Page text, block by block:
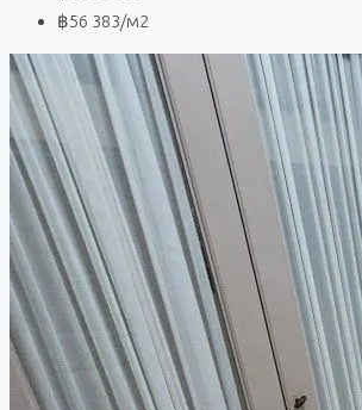
฿56 383/м2